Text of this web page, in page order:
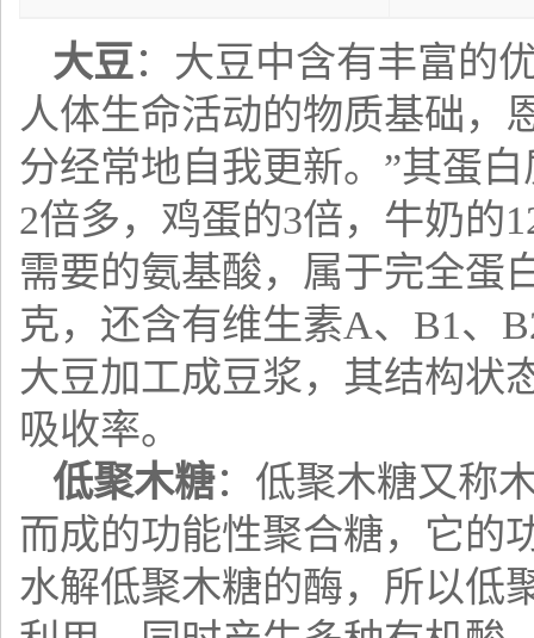
大豆：大豆中含有丰富的
人体生命活动的物质基础，
分经常地自我更新。”其蛋
2倍多，鸡蛋的3倍，牛奶的
需要的氨基酸，属于完全蛋
克，还含有维生素A、B1、
大豆加工成豆浆，其结构状
吸收率。
低聚木糖：低聚木糖又称
而成的功能性聚合糖，它的
水解低聚木糖的酶，所以低